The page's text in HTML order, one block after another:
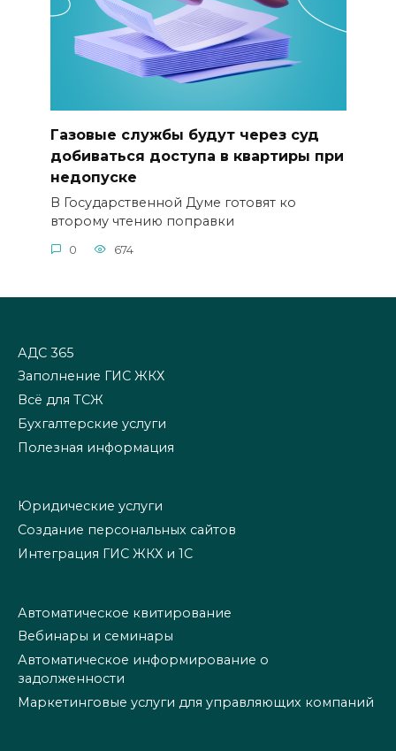
Газовые службы будут через суд
добиваться доступа в квартиры при
недопуске
В Государственной Думе готовят ко
второму чтению поправки
0 674
АДС 365
Заполнение ГИС ЖКХ
Всё для ТСЖ
Бухгалтерские услуги
Полезная информация
Юридические услуги
Создание персональных сайтов
Интеграция ГИС ЖКХ и 1С
Автоматическое квитирование
Вебинары и семинары
Автоматическое информирование о
задолженности
Маркетинговые услуги для управляющих компаний